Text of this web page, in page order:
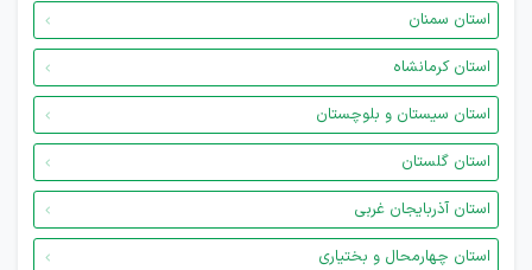
استان سمنان
استان کرمانشاه
استان سیستان و بلوچستان
استان گلستان
استان آذربایجان غربی
استان چهارمحال و بختیاری